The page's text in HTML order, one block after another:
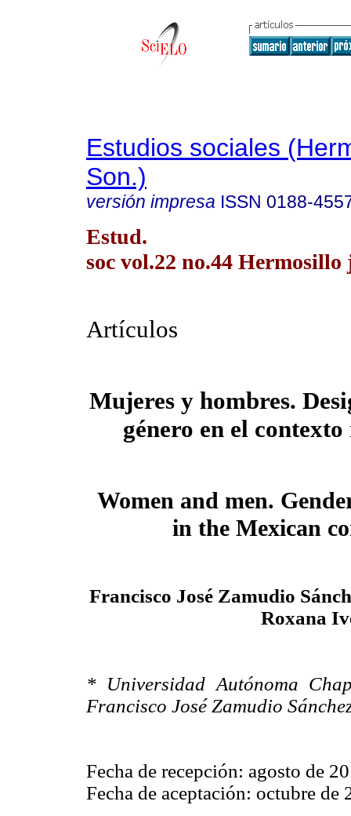
Estudios sociales
Son.)
versión impresa ISSN 0188-
Estud.
soc vol.22 no.44
Artículos
Mujeres y hombres.
género en el
Women and men.
in the Mexican
Francisco José Zamudio
Roxana
* Universidad Autónoma
Francisco José Zamudio
Fecha de recepción: agosto de
Fecha de aceptación: octubre de